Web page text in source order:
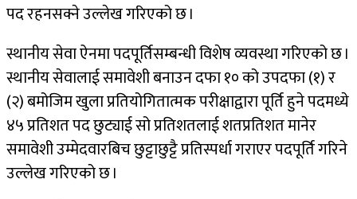
पद रहनसक्ने उल्लेख गरिएको छ ।
स्थानीय सेवा ऐनमा पदपूर्तिसम्बन्धी विशेष व्यवस्था गरिएको छ ।
स्थानीय सेवालाई समावेशी बनाउन दफा १० को उपदफा (१) र
(२) बमोजिम खुला प्रतियोगितात्मक परीक्षाद्वारा पूर्ति हुने पदमध्ये
४५ प्रतिशत पद छुट्याई सो प्रतिशतलाई शतप्रतिशत मानेर
समावेशी उम्मेदवारबिच छुट्टाछुट्टै प्रतिस्पर्धा गराएर पदपूर्ति गरिने
उल्लेख गरिएको छ ।